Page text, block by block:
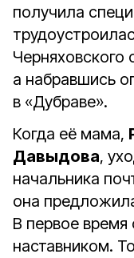
получила
Черняховского
а набравшись
в «Дубраве».
Когда её мама,
Давыдова,
начальника
она
В первое
наставником.